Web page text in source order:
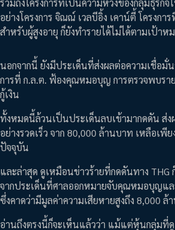
รวมถึงโครงการที่เป็นความหวังของกลุ่มธุรกิ
อย่างโครงการ จิณณ์ เวลบีอิ้ง เคาน์ตี้ โครงกา
สำหรับผู้สูงอายุ ก็ยังทำรายได้ไม่ได้ตามเป้าห
นอกจากนี้ ยังมีประเด็นที่ส่งผลต่อความเชื่อมั่
การที่ ก.ล.ต. ฟ้องคุณหมอบุญ การตรวจพบราย
กู้เงิน
ทั้งหมดนี้ล้วนเป็นประเด็นลบเข้ามากดดัน ส่
อย่างรวดเร็ว จาก 80,000 ล้านบาท เหลือเพี
ปัจจุบัน
และล่าสุด ดูเหมือนข่าวร้ายที่กดดันทาง THG
จากประเด็นที่ศาลออกหมายจับคุณหมอบุญแล
ซึ่งคาดว่ามีมูลค่าความเสียหายสูงถึง 8,000 ล้
อ่านถึงตรงนี้ก็จะเห็นแล้วว่า แม้แต่หุ้นกลุ่มที่